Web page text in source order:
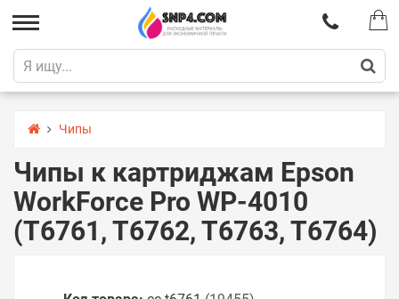
Чипы
Чипы к картриджам Epson
WorkForce Pro WP-4010
(T6761, T6762, T6763, T6764)